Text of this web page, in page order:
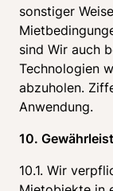
sonstiger
sind Wir auch
Technologien
abzuholen.
Anwendung.
10.
10.1. Wir